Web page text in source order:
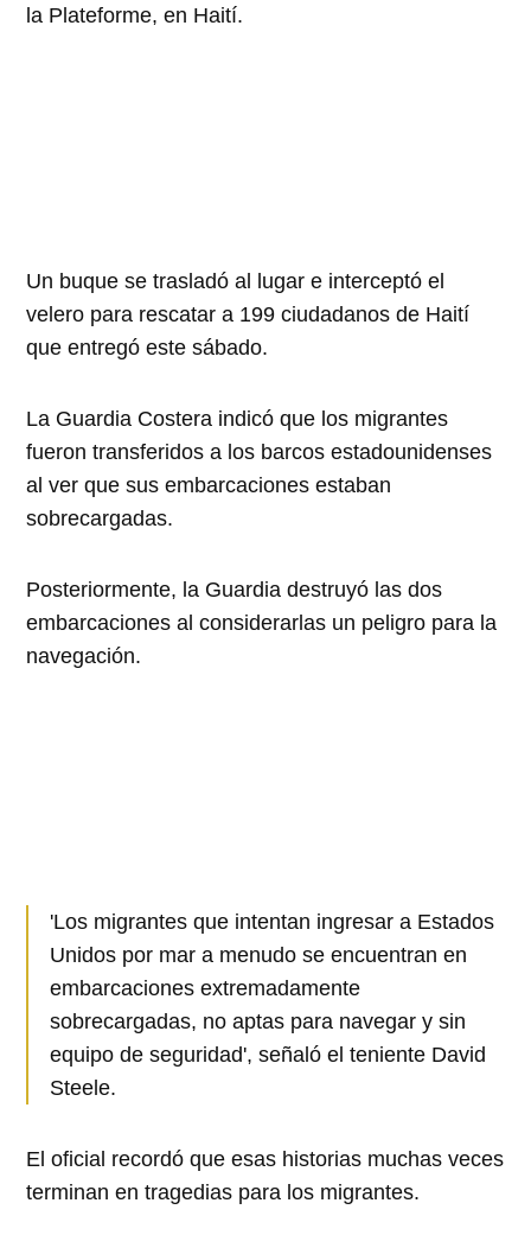
la Plateforme, en Haití.
Un buque se trasladó al lugar e interceptó el
velero para rescatar a 199 ciudadanos de Haití
que entregó este sábado.
La Guardia Costera indicó que los migrantes
fueron transferidos a los barcos estadounidenses
al ver que sus embarcaciones estaban
sobrecargadas.
Posteriormente, la Guardia destruyó las dos
embarcaciones al considerarlas un peligro para la
navegación.
'Los migrantes que intentan ingresar a Estados
Unidos por mar a menudo se encuentran en
embarcaciones extremadamente
sobrecargadas, no aptas para navegar y sin
equipo de seguridad', señaló el teniente David
Steele.
El oficial recordó que esas historias muchas veces
terminan en tragedias para los migrantes.